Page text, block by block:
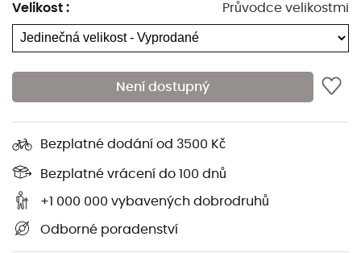
Velikost : Průvodce velikostmi
Není dostupný
Bezplatné dodání od 3500 Kč
Bezplatné vrácení do 100 dnů
+1 000 000 vybavených dobrodruhů
Odborné poradenství
celé naší nabídce HardGreen
stavíme do popředí udržitelné a
ekologicky šetrné produkty, které
přispívají ke snížení dopadů n
Další informace
Lezecké Lezecké doplňky